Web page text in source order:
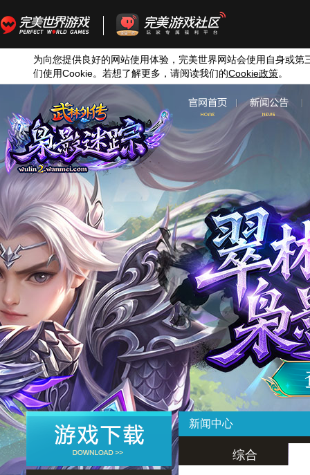
为向您提供良好的网站使用体验，完美世界网站会使用自身或第
们使用Cookie。若想了解更多，请阅读我们的Cookie政策。
新闻中心
综合